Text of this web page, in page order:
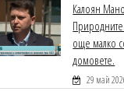
Калоян
Природните
още малко
домовете.
29 май